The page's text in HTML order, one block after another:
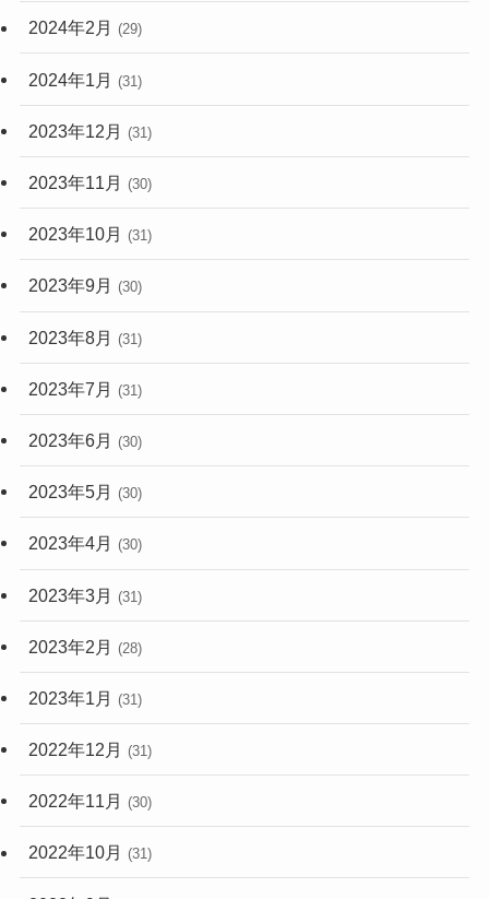
2024年2月 (29)
2024年1月 (31)
2023年12月 (31)
2023年11月 (30)
2023年10月 (31)
2023年9月 (30)
2023年8月 (31)
2023年7月 (31)
2023年6月 (30)
2023年5月 (30)
2023年4月 (30)
2023年3月 (31)
2023年2月 (28)
2023年1月 (31)
2022年12月 (31)
2022年11月 (30)
2022年10月 (31)